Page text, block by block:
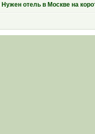
Нужен отель в Москве на